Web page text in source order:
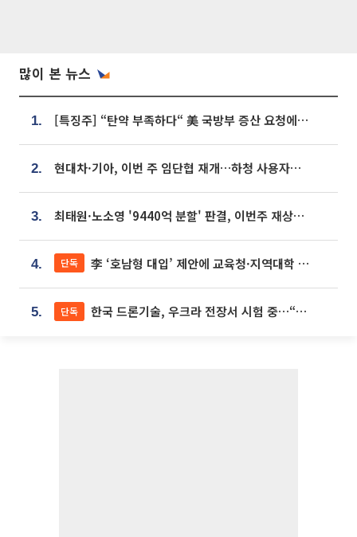
많이 본 뉴스
1. [특징주] “탄약 부족하다“ 美 국방부 증산 요청에⋯국내 방산주 급등세
2. 현대차·기아, 이번 주 임단협 재개…하청 사용자성 재심도 ‘변수’
3. 최태원·노소영 '9440억 분할' 판결, 이번주 재상고 여부 주목
4. 단독 李 ‘호남형 대입’ 제안에 교육청·지역대학 서·논술형 입시 연계 '착수'
5. 단독 한국 드론기술, 우크라 전장서 시험 중…“스타트업 여러 곳 참여”